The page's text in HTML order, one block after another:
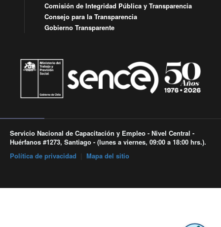
Comisión de Integridad Pública y Transparencia
Consejo para la Transparencia
Gobierno Transparente
Servicio Nacional de Capacitación y Empleo - Nivel Central -
Huérfanos #1273, Santiago - (lunes a viernes, 09:00 a 18:00 hrs.).
Política de privacidad
Mapa del sitio